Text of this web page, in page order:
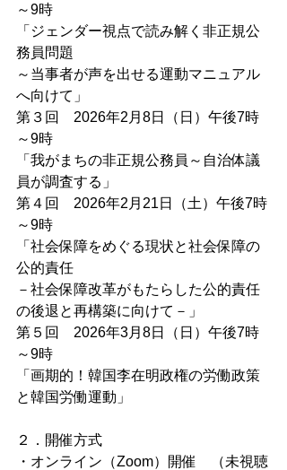
～9時
「ジェンダー視点で読み解く非正規公
務員問題
～当事者が声を出せる運動マニュアル
へ向けて」
第３回　2026年2月8日（日）午後7時
～9時
「我がまちの非正規公務員～自治体議
員が調査する」
第４回　2026年2月21日（土）午後7時
～9時
「社会保障をめぐる現状と社会保障の
公的責任
－社会保障改革がもたらした公的責任
の後退と再構築に向けて－」
第５回　2026年3月8日（日）午後7時
～9時
「画期的！韓国李在明政権の労働政策
と韓国労働運動」
２．開催方式
・オンライン（Zoom）開催　（未視聴